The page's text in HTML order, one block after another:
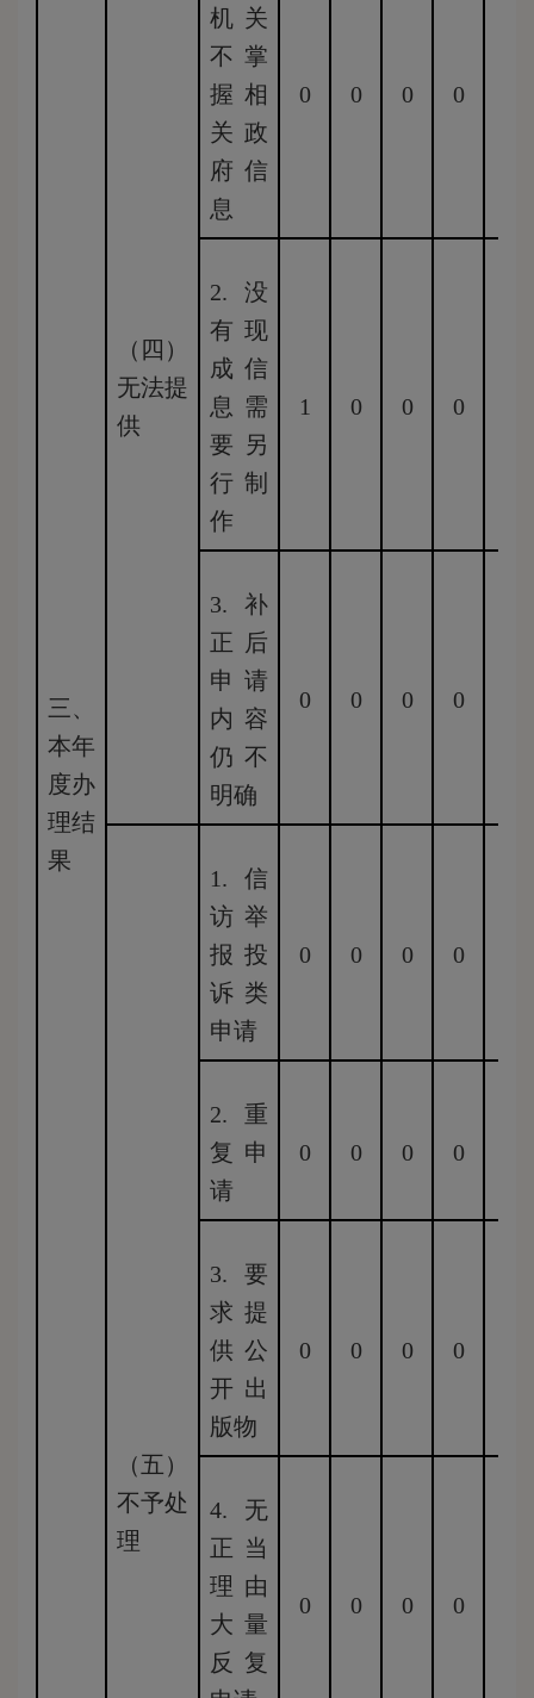
三、
本年
度办
理结
果
（四）
无法提
供
机关
不掌
握相
关政
府信
息
0 0 0 0
2.没
有现
成信
息需
要另
行制
作
1 0 0 0
3.补
正后
申请
内容
仍不
明确
0 0 0 0
（五）
不予处
理
1.信
访举
报投
诉类
申请
0 0 0 0
2.重
复申
请
0 0 0 0
3.要
求提
供公
开出
版物
0 0 0 0
4.无
正当
理由
大量
反复
0 0 0 0